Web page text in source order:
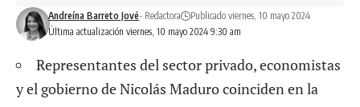
Última actualización viernes, 10 mayo 2024 9:30 am
Andreína Barreto Jové- Redactora Publicado viernes, 10 mayo 2024
Representantes del sector privado, economistas
y el gobierno de Nicolás Maduro coinciden en la